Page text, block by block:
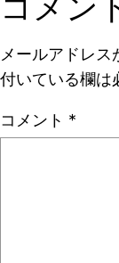
メールアドレス
付いている欄は
コメント *